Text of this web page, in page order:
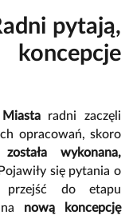
pytają,
radni zaczęli
opracowań, skoro
wykonana,
się pytania o
do etapu
nową koncepcję